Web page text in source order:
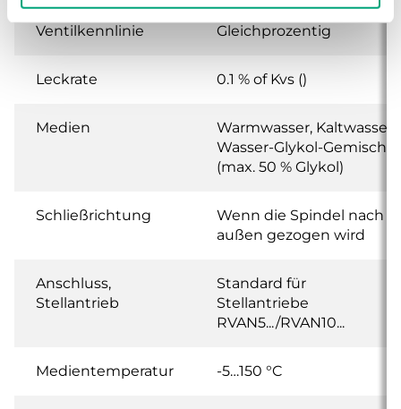
Ventilkennlinie Gleichprozentig
Leckrate 0.1 % of Kvs ()
Medien
Warmwasser, Kaltwasser,
Wasser-Glykol-Gemisch
(max. 50 % Glykol)
Schließrichtung
Wenn die Spindel nach
außen gezogen wird
Anschluss,
Stellantrieb
Standard für
Stellantriebe
RVAN5.../RVAN10...
Medientemperatur -5…150 °C